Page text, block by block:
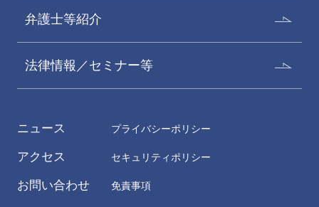
弁護士等紹介
法律情報／セミナー等
ニュース
アクセス
お問い合わせ
プライバシーポリシー
セキュリティポリシー
免責事項